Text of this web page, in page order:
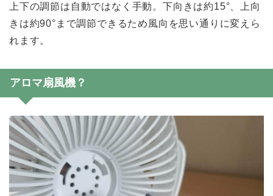
上下の調節は自動ではなく手動。下向きは約15°、上向
きは約90°まで調節できるため風向を思い通りに変えら
れます。
アロマ扇風機？